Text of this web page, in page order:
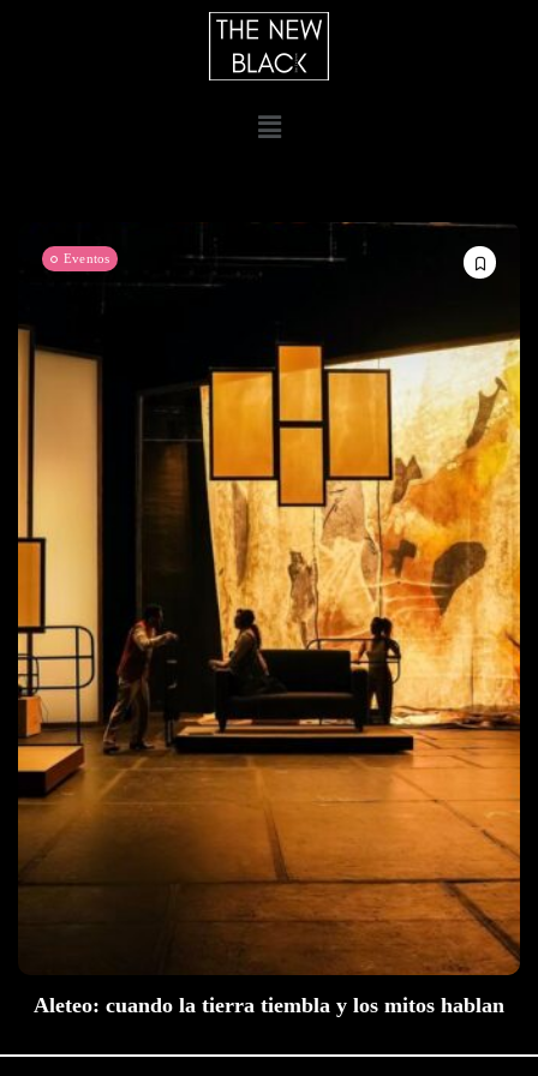
Eventos
Aleteo: cuando la tierra tiembla y los mitos hablan